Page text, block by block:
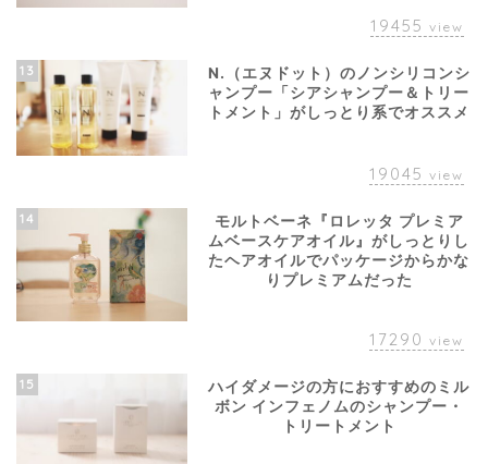
19455 view
13
N.（エヌドット）のノンシリコンシ
ャンプー「シアシャンプー＆トリー
トメント」がしっとり系でオススメ
19045 view
14
モルトベーネ『ロレッタ プレミア
ムベースケアオイル』がしっとりし
たヘアオイルでパッケージからかな
りプレミアムだった
17290 view
15
ハイダメージの方におすすめのミル
ボン インフェノムのシャンプー・
トリートメント